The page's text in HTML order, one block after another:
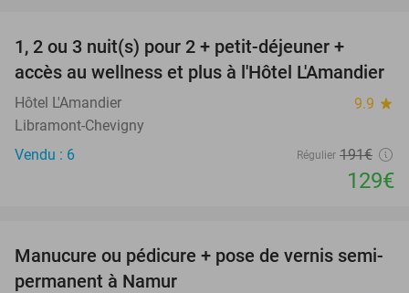
TODAY
1, 2 ou 3 nuit(s) pour 2 + petit-déjeuner +
accès au wellness et plus à l'Hôtel L'Amandier
Hôtel L'Amandier 9.9 star
Libramont-Chevigny
Vendu : 6
Régulier 191€
129€
56%
Manucure ou pédicure + pose de vernis semi-
permanent à Namur